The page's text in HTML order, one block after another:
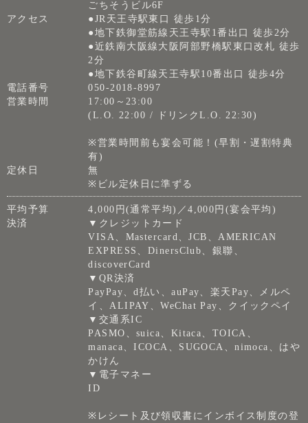
ごちそうビル6F
アクセス
●JR天王寺駅東口 徒歩1分
●地下鉄御堂筋線天王寺駅1番出口 徒歩2分
●近鉄南大阪線大阪阿部野橋駅東口改札 徒歩
2分
●地下鉄谷町線天王寺駅10番出口 徒歩4分
電話番号
050-2018-8997
営業時間
17:00～23:00
(L.O. 22:00 / ドリンクL.O. 22:30)
※営業時間前も宴会可能！(早割・遅割特典
有)
定休日
無
※ビル定休日に準ずる
平均予算
4,000円(通常平均)／4,000円(宴会平均)
決済
▼クレジットカード
VISA、Mastercard、JCB、AMERICAN
EXPRESS、DinersClub、銀聯、
discoverCard
▼QR決済
PayPay、d払い、auPay、楽天Pay、メルペ
イ、ALIPAY、WeChat Pay、クイックペイ
▼交通系IC
PASMO、suica、Kitaca、TOICA、
manaca、ICOCA、SUGOCA、nimoca、はや
かけん
▼電子マネー
ID
※レシート及び領収書にインボイス制度の登